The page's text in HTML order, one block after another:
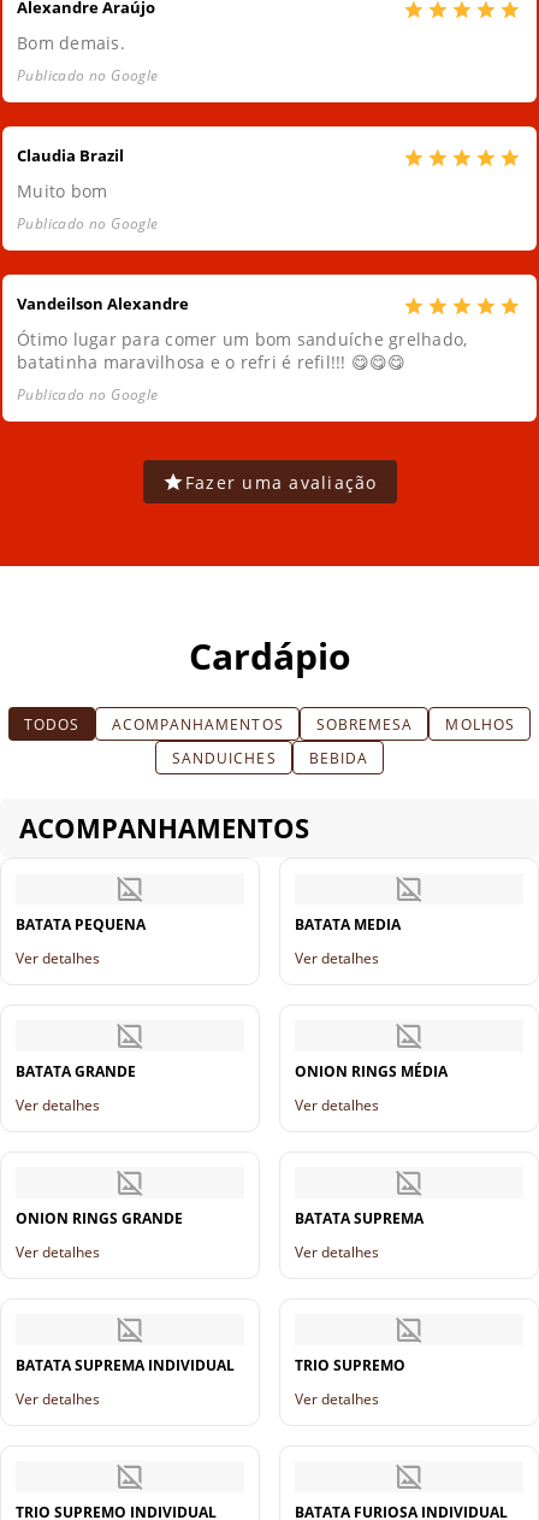
Alexandre Araújo
Bom demais.
Publicado no Google
Claudia Brazil
Muito bom
Publicado no Google
Vandeilson Alexandre
Ótimo lugar para comer um bom sanduíche grelhado,
batatinha maravilhosa e o refri é refil!!! 😋😋😋
Publicado no Google
Fazer uma avaliação
Cardápio
TODOS ACOMPANHAMENTOS SOBREMESA
MOLHOS
SANDUICHES
BEBIDA
ACOMPANHAMENTOS
BATATA PEQUENA
Ver detalhes
BATATA MEDIA
Ver detalhes
BATATA GRANDE
Ver detalhes
ONION RINGS MÉDIA
Ver detalhes
ONION RINGS GRANDE
Ver detalhes
BATATA SUPREMA
Ver detalhes
BATATA SUPREMA INDIVIDUAL
Ver detalhes
TRIO SUPREMO
Ver detalhes
TRIO SUPREMO INDIVIDUAL
BATATA FURIOSA INDIVIDUAL